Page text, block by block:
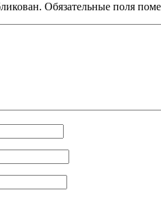
Обязательные поля